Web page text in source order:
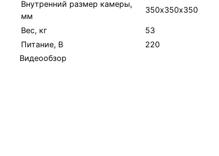
Внутренний размер камеры,
мм
350х350х350
Вес, кг
53
Питание, В
220
Видеообзор